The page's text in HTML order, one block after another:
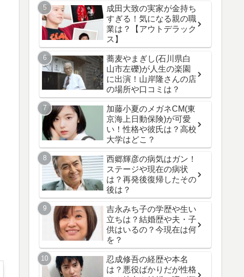
成田大致の実家が金持ち
すぎる！気になる親の職
業は？【アウトデラック
ス】
蕎麦やまぎし(石川県白
山市左礫)が人生の楽園
に出演！山岸隆さんの店
の場所や口コミは？
加藤小夏のメガネCM(東
京海上日動保険)が可愛
い！性格や彼氏は？高校
大学はどこ？
西郷輝彦の病気はガン！
ステージや現在の病状
は？再発後復帰したその
後は？
吉永みち子の学歴や生い
立ちは？結婚歴や夫・子
供はいるの？今現在は何
を？
忍成修吾の経歴や本名
は？悪役ばかりだが性格